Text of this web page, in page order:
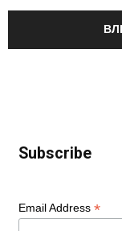
Subscribe
Email Address *